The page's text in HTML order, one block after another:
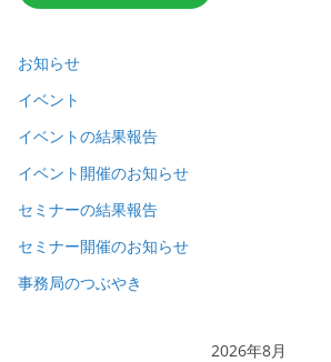
お知らせ
イベント
イベントの結果報告
イベント開催のお知らせ
セミナーの結果報告
セミナー開催のお知らせ
事務局のつぶやき
2026年8月